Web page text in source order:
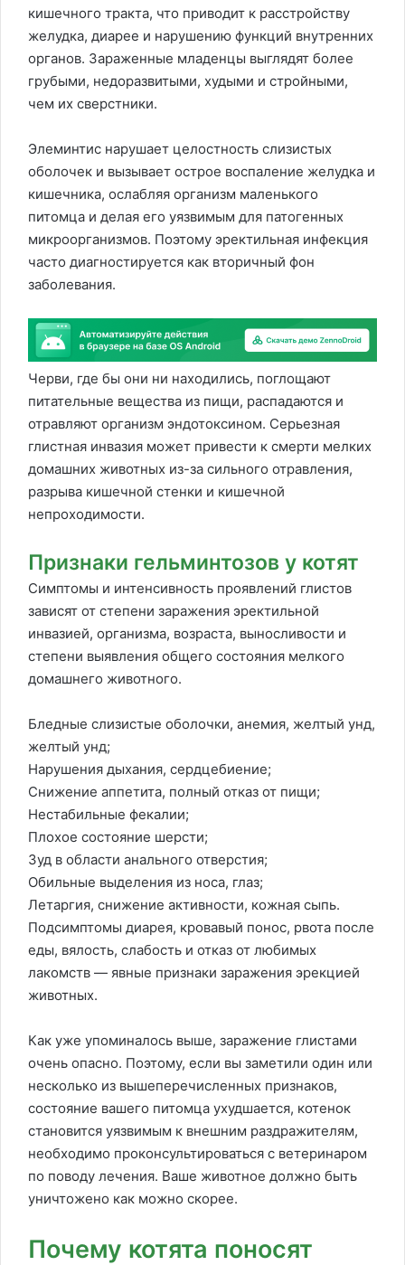
кишечного тракта, что приводит к расстройству
желудка, диарее и нарушению функций внутренних
органов. Зараженные младенцы выглядят более
грубыми, недоразвитыми, худыми и стройными,
чем их сверстники.
Элеминтис нарушает целостность слизистых
оболочек и вызывает острое воспаление желудка и
кишечника, ослабляя организм маленького
питомца и делая его уязвимым для патогенных
микроорганизмов. Поэтому эректильная инфекция
часто диагностируется как вторичный фон
заболевания.
Черви, где бы они ни находились, поглощают
питательные вещества из пищи, распадаются и
отравляют организм эндотоксином. Серьезная
глистная инвазия может привести к смерти мелких
домашних животных из-за сильного отравления,
разрыва кишечной стенки и кишечной
непроходимости.
Признаки гельминтозов у котят
Симптомы и интенсивность проявлений глистов
зависят от степени заражения эректильной
инвазией, организма, возраста, выносливости и
степени выявления общего состояния мелкого
домашнего животного.
Бледные слизистые оболочки, анемия, желтый унд,
желтый унд;
Нарушения дыхания, сердцебиение;
Снижение аппетита, полный отказ от пищи;
Нестабильные фекалии;
Плохое состояние шерсти;
Зуд в области анального отверстия;
Обильные выделения из носа, глаз;
Летаргия, снижение активности, кожная сыпь.
Подсимптомы диарея, кровавый понос, рвота после
еды, вялость, слабость и отказ от любимых
лакомств — явные признаки заражения эрекцией
животных.
Как уже упоминалось выше, заражение глистами
очень опасно. Поэтому, если вы заметили один или
несколько из вышеперечисленных признаков,
состояние вашего питомца ухудшается, котенок
становится уязвимым к внешним раздражителям,
необходимо проконсультироваться с ветеринаром
по поводу лечения. Ваше животное должно быть
уничтожено как можно скорее.
Почему котята поносят